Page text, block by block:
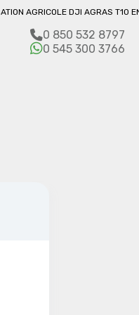
DJI AGRAS T10 EN
0 850 532 8797
0 545 300 3766